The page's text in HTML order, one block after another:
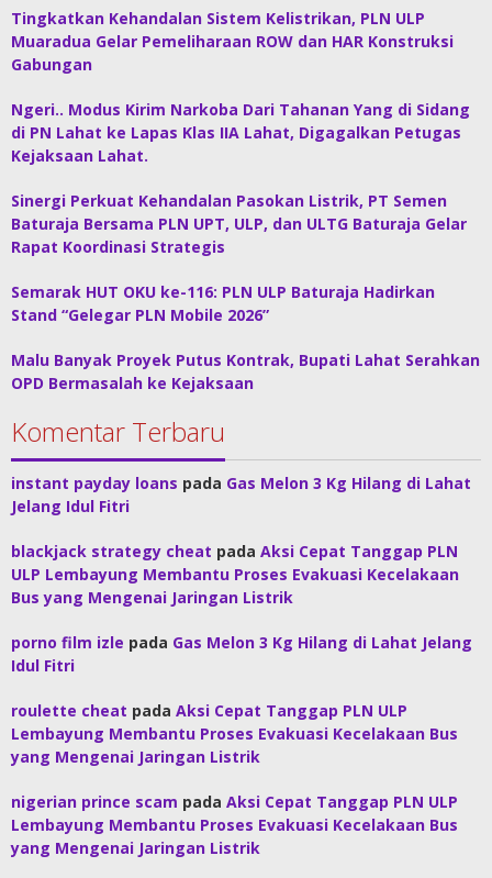
Tingkatkan Kehandalan Sistem Kelistrikan, PLN ULP
Muaradua Gelar Pemeliharaan ROW dan HAR Konstruksi
Gabungan
Ngeri.. Modus Kirim Narkoba Dari Tahanan Yang di Sidang
di PN Lahat ke Lapas Klas IIA Lahat, Digagalkan Petugas
Kejaksaan Lahat.
Sinergi Perkuat Kehandalan Pasokan Listrik, PT Semen
Baturaja Bersama PLN UPT, ULP, dan ULTG Baturaja Gelar
Rapat Koordinasi Strategis
Semarak HUT OKU ke-116: PLN ULP Baturaja Hadirkan
Stand “Gelegar PLN Mobile 2026”
Malu Banyak Proyek Putus Kontrak, Bupati Lahat Serahkan
OPD Bermasalah ke Kejaksaan
Komentar Terbaru
instant payday loans pada Gas Melon 3 Kg Hilang di Lahat
Jelang Idul Fitri
blackjack strategy cheat pada Aksi Cepat Tanggap PLN
ULP Lembayung Membantu Proses Evakuasi Kecelakaan
Bus yang Mengenai Jaringan Listrik
porno film izle pada Gas Melon 3 Kg Hilang di Lahat Jelang
Idul Fitri
roulette cheat pada Aksi Cepat Tanggap PLN ULP
Lembayung Membantu Proses Evakuasi Kecelakaan Bus
yang Mengenai Jaringan Listrik
nigerian prince scam pada Aksi Cepat Tanggap PLN ULP
Lembayung Membantu Proses Evakuasi Kecelakaan Bus
yang Mengenai Jaringan Listrik